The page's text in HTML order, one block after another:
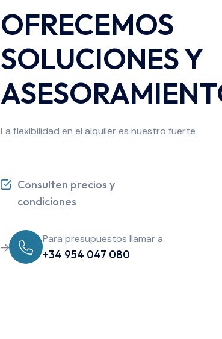
OFRECEMOS
SOLUCIONES Y
La flexibilidad en el alquiler es nuestro fuerte
Consulten precios y
condiciones
Para presupuestos llamar a
+34 954 047 080